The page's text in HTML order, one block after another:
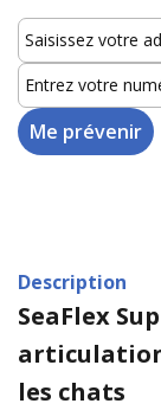
Description
SeaFlex
les chats